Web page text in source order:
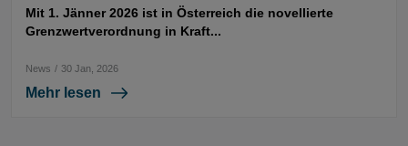
Mit 1. Jänner 2026 ist in Österreich die novellierte
Grenzwertverordnung in Kraft...
News / 30 Jan, 2026
Mehr lesen